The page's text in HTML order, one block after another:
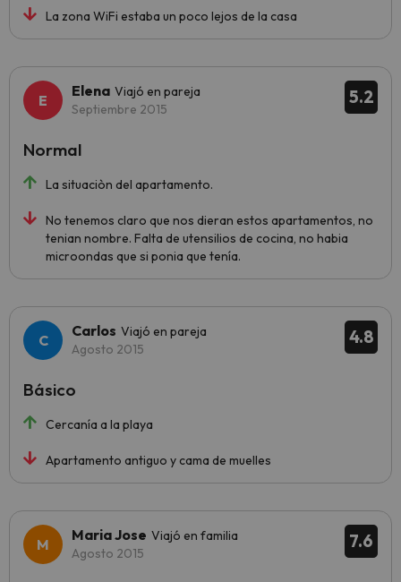
La zona WiFi estaba un poco lejos de la casa
5.2
Elena Viajó en pareja
Septiembre 2015
La situaciòn del apartamento.
No tenemos claro que nos dieran estos apartamentos, no
tenian nombre. Falta de utensilios de cocina, no habia
microondas que si ponia que tenía.
Normal
4.8
Carlos Viajó en pareja
Agosto 2015
Cercanía a la playa
Apartamento antiguo y cama de muelles
Básico
7.6
Maria Jose Viajó en familia
Agosto 2015